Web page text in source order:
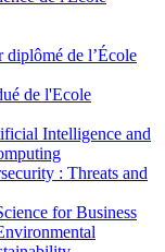
diplômé de l’École
de l'Ecole
Intelligence and
: Threats and
for Business